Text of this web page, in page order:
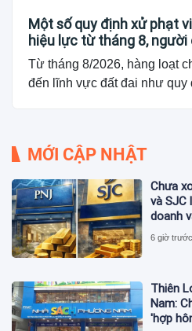
Một số quy định xử phạt
hiệu lực từ tháng 8, người
Từ tháng 8/2026, hàng loạt
đến lĩnh vực đất đai như quy
MỚI CẬP NHẬT
Chưa
và SJC
doanh
6 giờ trước
Thiên
Nam:
'hợp